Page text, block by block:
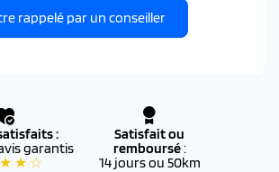
rappelé par un conseiller
:
garantis
★ ☆
Satisfait ou
remboursé:
14 jours ou 50km